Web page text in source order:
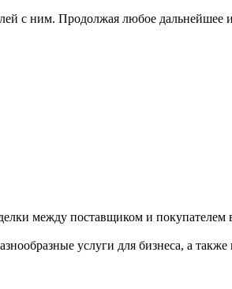
с ним. Продолжая любое дальнейшее
между поставщиком и покупателем
услуги для бизнеса, а также